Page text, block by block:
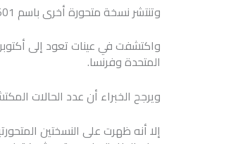
وتنتشر نسخة متحورة أخرى باسم 501.في2 تمثل الآن غالبية الحالات في جنوب إفريقيا.
واكتشفت في عينات تعود إلى
المتحدة وفرنسا.
ويرجح الخبراء أن عدد الحالات